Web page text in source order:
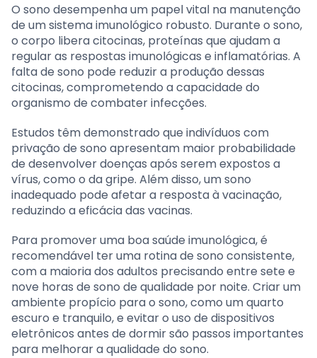
O sono desempenha um papel vital na manutenção
de um sistema imunológico robusto. Durante o sono,
o corpo libera citocinas, proteínas que ajudam a
regular as respostas imunológicas e inflamatórias. A
falta de sono pode reduzir a produção dessas
citocinas, comprometendo a capacidade do
organismo de combater infecções.
Estudos têm demonstrado que indivíduos com
privação de sono apresentam maior probabilidade
de desenvolver doenças após serem expostos a
vírus, como o da gripe. Além disso, um sono
inadequado pode afetar a resposta à vacinação,
reduzindo a eficácia das vacinas.
Para promover uma boa saúde imunológica, é
recomendável ter uma rotina de sono consistente,
com a maioria dos adultos precisando entre sete e
nove horas de sono de qualidade por noite. Criar um
ambiente propício para o sono, como um quarto
escuro e tranquilo, e evitar o uso de dispositivos
eletrônicos antes de dormir são passos importantes
para melhorar a qualidade do sono.